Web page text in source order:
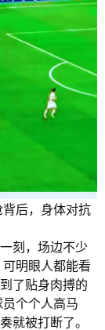
后，身体对抗
刻，场边不少
明眼人都能看
了贴身肉搏的
个个人高马
就被打断了。